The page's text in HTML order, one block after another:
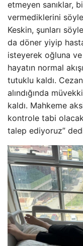
etmeyen sanıklar,
vermediklerini
Keskin, şunları
da döner yiyip
isteyerek oğluna ve
hayatın normal
tutuklu kaldı.
alındığında
kaldı. Mahkeme
kontrole tabi
talep ediyoruz”